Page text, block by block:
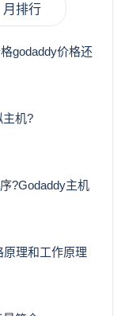
月排行
godaddy价格还
主机?
?Godaddy主机
理和工作原理